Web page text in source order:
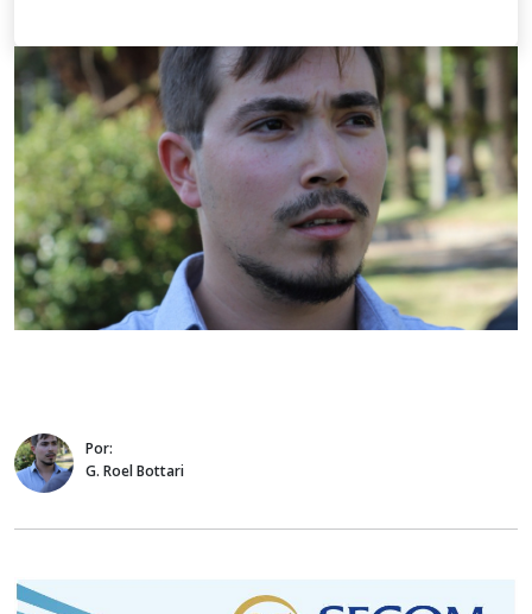
Por:
G. Roel Bottari